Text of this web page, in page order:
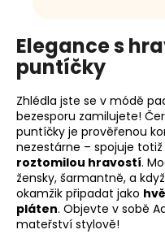
Elegance s
puntíčky
Zhlédla jste se v módě
bezesporu zamilujete!
puntíčky je prověřenou
nezestárne – spojuje
roztomilou hravostí.
žensky, šarmantně, a
okamžik připadat jako
pláten. Objevte v sobě
mateřství stylově!